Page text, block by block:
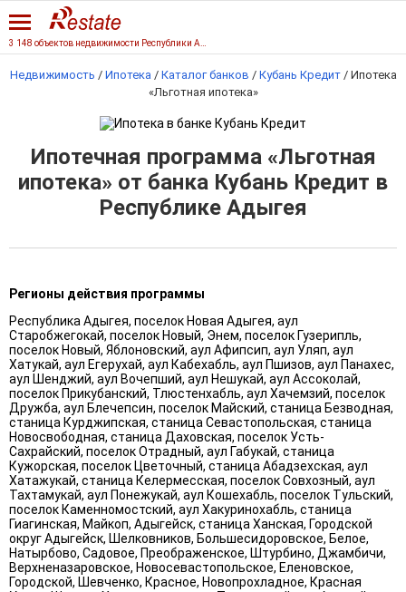
Недвижимость / Ипотека / Каталог банков / Кубань Кредит / Ипотека
«Льготная ипотека»
Ипотечная программа «Льготная
ипотека» от банка Кубань Кредит в
Республике Адыгея
Регионы действия программы
Республика Адыгея, поселок Новая Адыгея, аул
Старобжегокай, поселок Новый, Энем, поселок Гузерипль,
поселок Новый, Яблоновский, аул Афипсип, аул Уляп, аул
Хатукай, аул Егерухай, аул Кабехабль, аул Пшизов, аул Панахес,
аул Шенджий, аул Вочепший, аул Нешукай, аул Ассоколай,
поселок Прикубанский, Тлюстенхабль, аул Хачемзий, поселок
Дружба, аул Блечепсин, поселок Майский, станица Безводная,
станица Курджипская, станица Севастопольская, станица
Новосвободная, станица Даховская, поселок Усть-
Сахрайский, поселок Отрадный, аул Габукай, станица
Кужорская, поселок Цветочный, станица Абадзехская, аул
Хатажукай, станица Келермесская, поселок Совхозный, аул
Тахтамукай, аул Понежукай, аул Кошехабль, поселок Тульский,
поселок Каменномостский, аул Хакуринохабль, станица
Гиагинская, Майкоп, Адыгейск, станица Ханская, Городской
округ Адыгейск, Шелковников, Большесидоровское, Белое,
Натырбово, Садовое, Преображенское, Штурбино, Джамбичи,
Верхненазаровское, Новосевастопольское, Еленовское,
Городской, Шевченко, Красное, Новопрохладное, Красная